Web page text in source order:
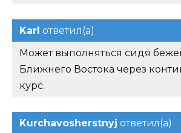
Karl ответил(а)
Может выполняться сидя
Ближнего Востока через
курс.
Kurchavosherstnyj ответил(а)